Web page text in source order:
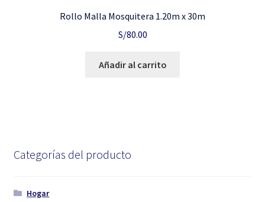
Rollo Malla Mosquitera 1.20m x 30m
S/80.00
Añadir al carrito
Categorías del producto
Hogar